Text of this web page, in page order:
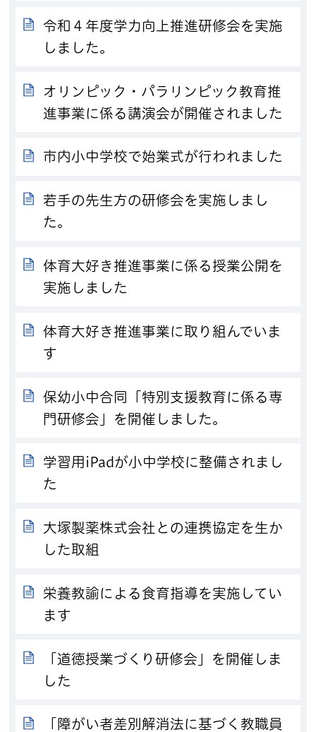
令和４年度学力向上推進研修会を実施
しました。
オリンピック・パラリンピック教育推
進事業に係る講演会が開催されました
市内小中学校で始業式が行われました
若手の先生方の研修会を実施しまし
た。
体育大好き推進事業に係る授業公開を
実施しました
体育大好き推進事業に取り組んでいま
す
保幼小中合同「特別支援教育に係る専
門研修会」を開催しました。
学習用iPadが小中学校に整備されまし
た
大塚製薬株式会社との連携協定を生か
した取組
栄養教諭による食育指導を実施してい
ます
「道徳授業づくり研修会」を開催しま
した
「障がい者差別解消法に基づく教職員